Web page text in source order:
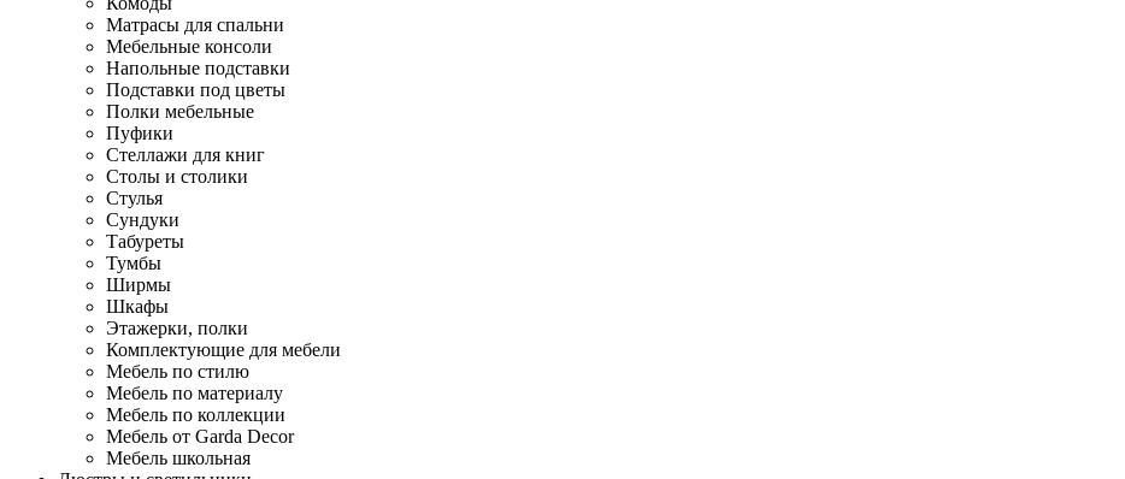
Матрасы для спальни
Мебельные консоли
Напольные подставки
Подставки под цветы
Полки мебельные
Пуфики
Стеллажи для книг
Столы и столики
Стулья
Сундуки
Табуреты
Тумбы
Ширмы
Шкафы
Этажерки, полки
Комплектующие для мебели
Мебель по стилю
Мебель по материалу
Мебель по коллекции
Мебель от Garda Decor
Мебель школьная